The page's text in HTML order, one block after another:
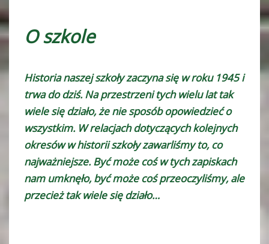
O szkole
Historia naszej szkoły zaczyna się w roku 1945 i
trwa do dziś. Na przestrzeni tych wielu lat tak
wiele się działo, że nie sposób opowiedzieć o
wszystkim. W relacjach dotyczących kolejnych
okresów w historii szkoły zawarliśmy to, co
najważniejsze. Być może coś w tych zapiskach
nam umknęło, być może coś przeoczyliśmy, ale
przecież tak wiele się działo…